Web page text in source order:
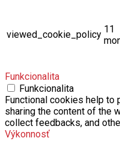
viewed_cookie_policy 11
Funkcionalita
Funkcionalita
Functional cookies help
sharing the content of the
collect feedbacks, and
Výkonnosť